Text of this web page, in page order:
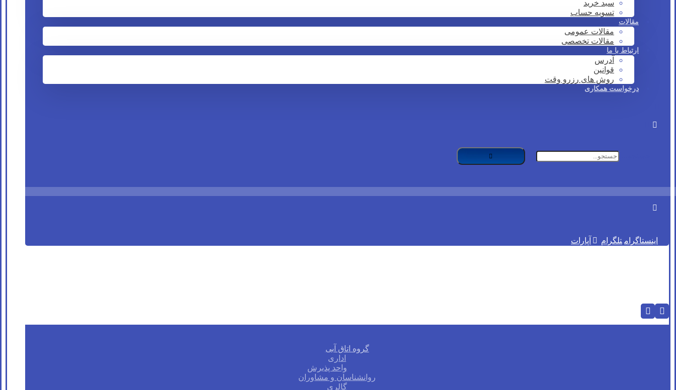
سبد خرید
تسویه حساب
مقالات
مقالات عمومی
مقالات تخصصی
ارتباط با ما
آدرس
قوانین
روش های رزرو وقت
درخواست همکاری
اینستاگرام تلگرام آپارات
گروه اتاق آبی
اداری
واحد پذیرش
روانشناسان و مشاوران
گالری